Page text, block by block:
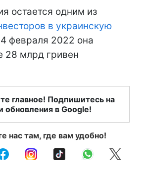
остается одним из
в украинскую
февраля 2022 она
28 млрд гривен
главное! Подпишитесь на
обновления в Google!
нас там, где вам удобно!